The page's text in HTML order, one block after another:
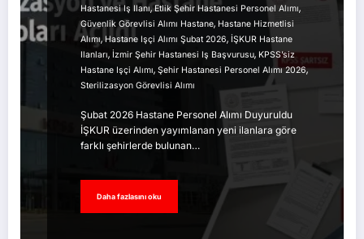
Açıldı
Hastanesi Iş Ilanı,Etlik Şehir Hastanesi Personel Alımı,
Güvenlik Görevlisi Alımı Hastane, Hastane Hizmetlisi
Alımı,Hastane Işçi Alımı Şubat 2026, İŞKUR Hastane
Ilanları, İzmir Şehir Hastanesi Iş Başvurusu, KPSS’siz
Hastane Işçi Alımı, Şehir Hastanesi Personel Alımı 2026,
Sterilizasyon Görevlisi Alımı
Şubat 2026 Hastane Personel Alımı Duyuruldu
İŞKUR üzerinden yayımlanan yeni ilanlara göre
farklı şehirlerde bulunan…
Daha fazlasını oku